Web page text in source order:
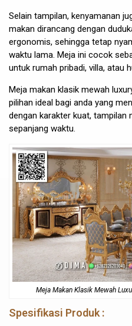
Selain tampilan, kenyamanan
makan dirancang dengan
ergonomis, sehingga tetap
waktu lama. Meja ini cocok
untuk rumah pribadi, villa, atau
Meja makan klasik mewah
pilihan ideal bagi anda yang
dengan karakter kuat, tampilan
sepanjang waktu.
Meja Makan Klasik Mewah
Spesifikasi Produk :